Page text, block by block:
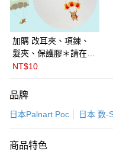
Google Pay
全盈+PAY
ATM付款
每筆NT$60
付款後萊爾富取貨
加購 改耳夾、項鍊、
髮夾、保護膠＊請在訂
單備註商品及欲修改的
PalnartPoc + 🇬🇧英國
FABLE 寓言
NT$10
品牌
日本Palnart Poc 日本 数-
商品特色